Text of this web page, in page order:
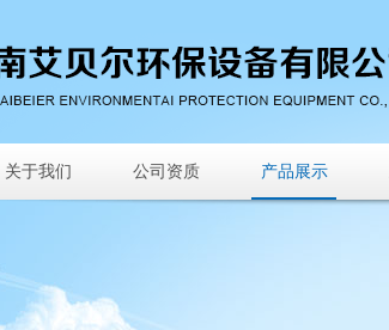
关于我们 公司资质 产品展示